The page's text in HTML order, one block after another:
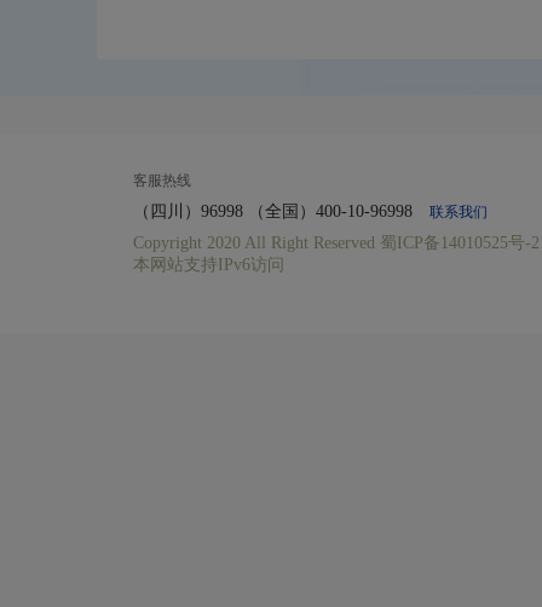
客服热线
（四川）96998 （全国）400-10-96998 联系我们
Copyright 2020 All Right Reserved 蜀ICP备14010525号
本网站支持IPv6访问